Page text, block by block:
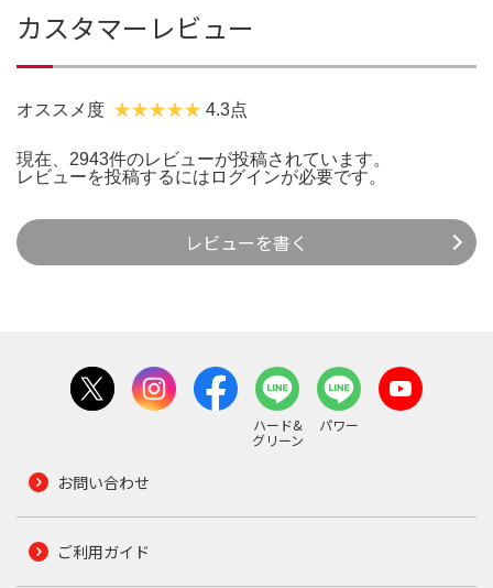
カスタマーレビュー
オススメ度 4.3点
現在、2943件のレビューが投稿されています。
レビューを投稿するには ログインが必要です。
レビューを書く
ハード&
グリーン
パワー
お問い合わせ
ご利用ガイド